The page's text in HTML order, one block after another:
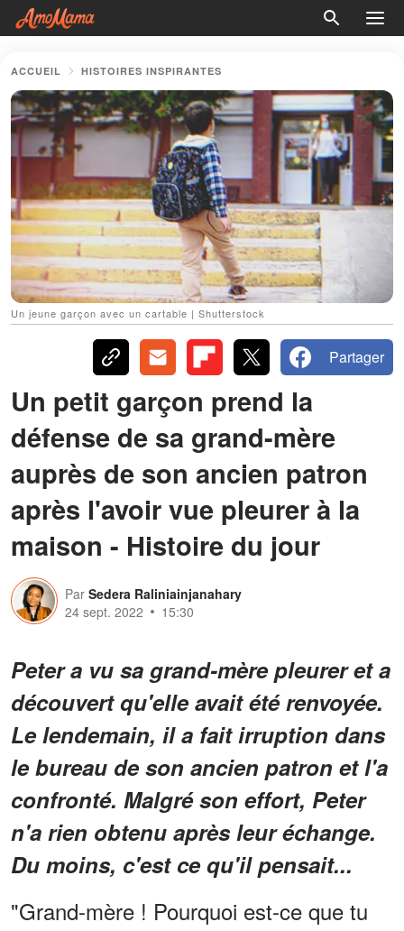
ACCUEIL HISTOIRES INSPIRANTES
Un jeune garçon avec un cartable | Shutterstock
Partager
Un petit garçon prend la
défense de sa grand-mère
auprès de son ancien patron
après l'avoir vue pleurer à la
maison - Histoire du jour
Par Sedera Raliniainjanahary
24 sept. 2022
15:30
Peter a vu sa grand-mère pleurer et a
découvert qu'elle avait été renvoyée.
Le lendemain, il a fait irruption dans
le bureau de son ancien patron et l'a
confronté. Malgré son effort, Peter
n'a rien obtenu après leur échange.
Du moins, c'est ce qu'il pensait...
"Grand-mère ! Pourquoi est-ce que tu